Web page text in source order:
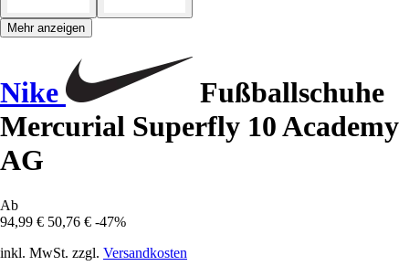
Mehr anzeigen
Nike
Fußballschuhe
Mercurial Superfly 10 Academy
AG
Ab
94,99 € 50,76 € -47%
inkl. MwSt. zzgl. Versandkosten